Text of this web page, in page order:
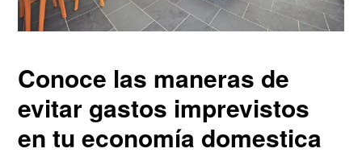
Conoce las maneras de
evitar gastos imprevistos
en tu economía domestica